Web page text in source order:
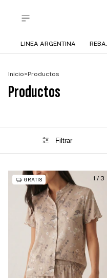
LINEA ARGENTINA
Inicio>Productos
Productos
Filtrar
1 / 3
GRATIS